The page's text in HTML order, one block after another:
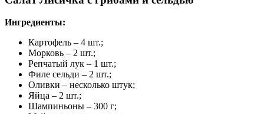
Ингредиенты:
Картофель – 4 шт.;
Морковь – 2 шт.;
Репчатый лук – 1 шт.;
Филе сельди – 2 шт.;
Оливки – несколько штук;
Яйца – 2 шт.;
Шампиньоны – 300 г;